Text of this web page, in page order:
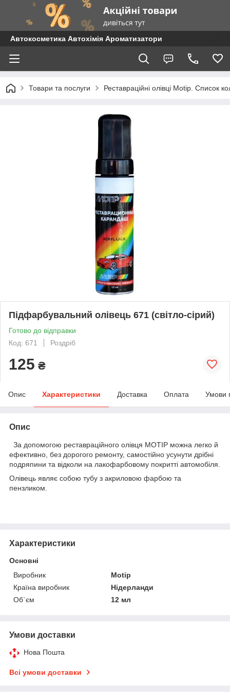
Автокосметика Автохімія Ароматизатори
Товари та послуги Реставраційні олівці Motip. Список
Підфарбувальний олівець 671 (світло-сірий)
Готово до відправки
Код: 671
Роздріб
125 ₴
Опис Характеристики Доставка Оплата Умови
Опис
За допомогою реставраційного олівця MOTIP можна легко й
ефективно, без дорогого ремонту, самостійно усунути дрібні
подряпини та відколи на лакофарбовому покритті автомобіля.
Олівець являє собою тубу з акриловою фарбою та
пензликом.
Характеристики
Основні
Виробник
Motip
Країна виробник
Нідерланди
Об`єм
12 мл
Умови доставки
Нова Пошта
Всі умови доставки